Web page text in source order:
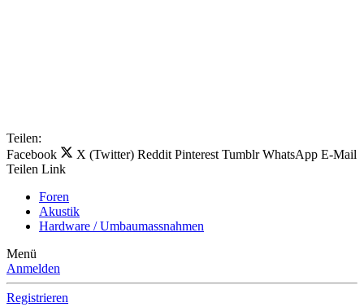
Teilen:
Facebook
X (Twitter) Reddit Pinterest Tumblr WhatsApp E-Mail
Teilen Link
Foren
Akustik
Hardware / Umbaumassnahmen
Menü
Anmelden
Registrieren